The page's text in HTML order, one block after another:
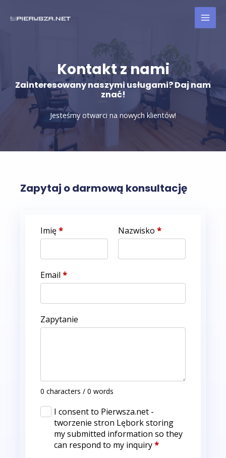
Kontakt z nami
Zainteresowany naszymi usługami? Daj nam
znać!
Jesteśmy otwarci na nowych klientów!
Zapytaj o darmową konsultację
Imię* Nazwisko *
Email *
Zapytanie
0 characters / 0 words
I consent to Pierwsza.net -
tworzenie stron Lębork storing
my submitted information so they
can respond to my inquiry*